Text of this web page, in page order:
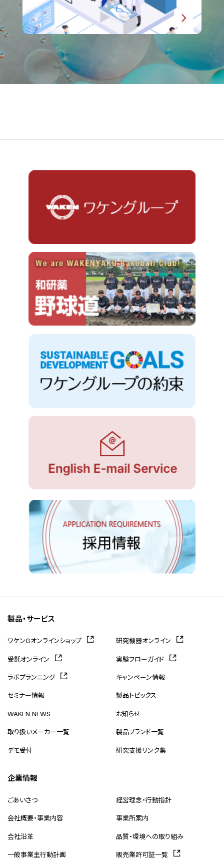
製品・サービス
ワケンGオンラインショップ 研究機器オンライン
受託オンライン 実験フローガイド
ラボプランニング キャンペーン情報
セミナー情報 製品トピックス
WAKEN NEWS お知らせ
取り扱いメーカー一覧 製品ブランド一覧
デモ受付 研究支援リンク集
企業情報
ごあいさつ 経営理念・行動指針
会社概要・事業内容 事業所案内
会社沿革 品質・環境への取り組み
一般事業主行動計画 販売業許可証一覧